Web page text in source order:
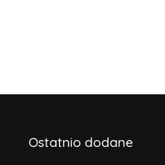
Ostatnio dodane